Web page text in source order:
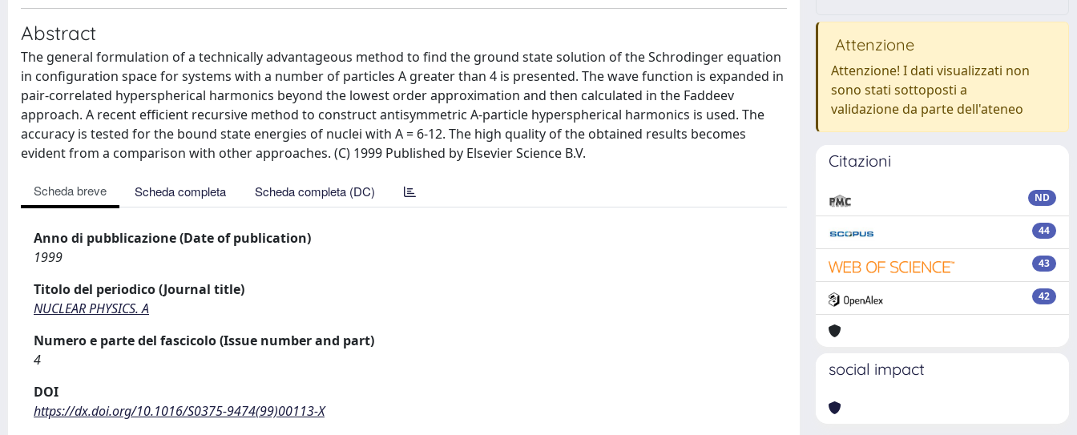
Abstract
The general formulation of a technically advantageous method to find the ground state solution of the Schrodinger equation
in configuration space for systems with a number of particles A greater than 4 is presented. The wave function is expanded in
pair-correlated hyperspherical harmonics beyond the lowest order approximation and then calculated in the Faddeev
approach. A recent efficient recursive method to construct antisymmetric A-particle hyperspherical harmonics is used. The
accuracy is tested for the bound state energies of nuclei with A = 6-12. The high quality of the obtained results becomes
evident from a comparison with other approaches. (C) 1999 Published by Elsevier Science B.V.
Scheda breve Scheda completa Scheda completa (DC)
Anno di pubblicazione (Date of publication)
1999
Titolo del periodico (Journal title)
NUCLEAR PHYSICS. A
Numero e parte del fascicolo (Issue number and part)
4
DOI
https://dx.doi.org/10.1016/S0375-9474(99)00113-X
Attenzione
Attenzione! I dati visualizzati non
sono stati sottoposti a
validazione da parte dell'ateneo
Citazioni
ND
44
43
42
social impact